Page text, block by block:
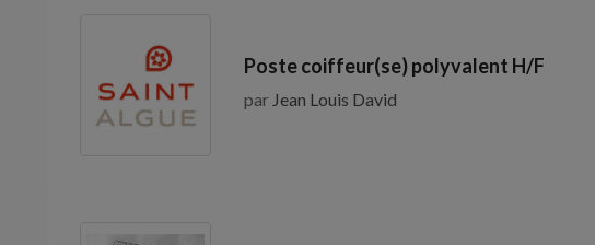
Poste coiffeur(se) polyvalent H/F
par Jean Louis David